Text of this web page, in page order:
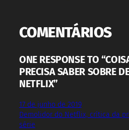
COMENTÁRIOS
ONE RESPONSE TO
PRECISA SABER SOBRE
NETFLIX”
17 de junho de 2019
Demolidor do Netflix, crítica da
série